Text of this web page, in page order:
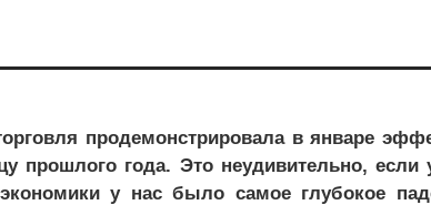
продемонстрировала в январе
прошлого года. Это неудивительно, если
у нас было самое глубокое